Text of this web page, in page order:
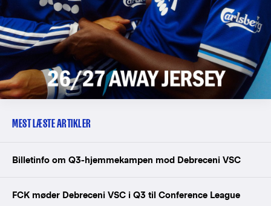
MEST LÆSTE ARTIKLER
Billetinfo om Q3-hjemmekampen mod Debreceni VSC
FCK møder Debreceni VSC i Q3 til Conference League